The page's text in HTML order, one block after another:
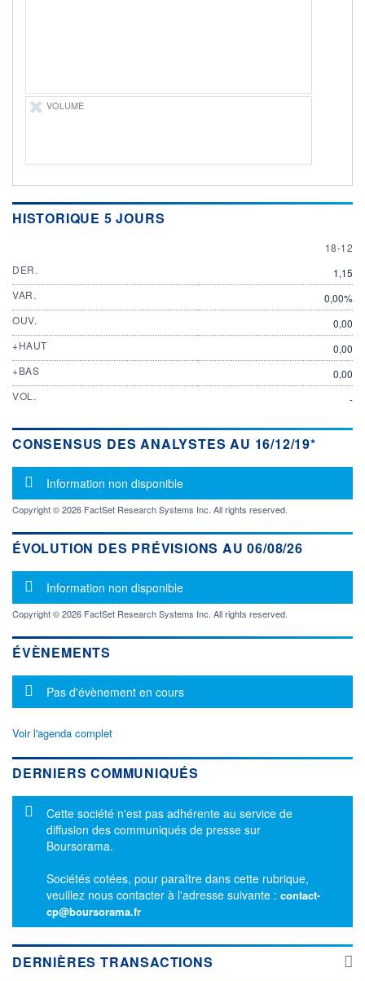
Non éligible
VOLUME
HISTORIQUE 5 JOURS
18
18-12
DER.
1,15
VAR.
0,00%
OUV.
0,00
+HAUT
0,00
+BAS
0,00
VOL.
-
CONSENSUS DES ANALYSTES AU 16/12/19*
Message d'information
Information non disponible
Copyright © 2026 FactSet Research Systems Inc. All rights reserved.
ÉVOLUTION DES PRÉVISIONS AU 06/08/26
Message d'information
Information non disponible
Copyright © 2026 FactSet Research Systems Inc. All rights reserved.
ÉVÈNEMENTS
Message d'information
Pas d'évènement en cours
Voir l'agenda complet
DERNIERS COMMUNIQUÉS
Message d'information
Cette société n'est pas adhérente au service de
diffusion des communiqués de presse sur
Boursorama.
Sociétés cotées, pour paraître dans cette rubrique,
veuillez nous contacter à l'adresse suivante : contact-
cp@boursorama.fr
DERNIÈRES TRANSACTIONS